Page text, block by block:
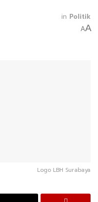
in Politik
AA
Logo LBH Surabaya